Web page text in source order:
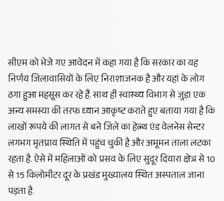
सीएम को भेजे गए आवेदन में कहा गया है कि सरकार का यह
निर्णयजिलावासियों के लिए निराशाजनक है और यहां के लोग
ठगा हुआ महसूस कर रहे हैं. साथ हीस्वास्थ्य विभाग से जुड़ा एक
अन्य समस्या की तरफ ध्यान आकृष्ट कराते हुए बताया गया है कि
लाखों रूपये की लागत से बने जिले का हेल्थ एंड वेलनेस सेन्टर
लगभग मृतप्राय स्थिति में पहुंच चुकी है और अमूमन ताला लटका
रहता है. ऐसे में महिलाओं को प्रसव के लिए सुदूर दियारा क्षेत्र से 10
से 15 किलोमीटर दूर के प्रखंड मुख्यालय स्थित अस्पताल जाना
पड़ता है.